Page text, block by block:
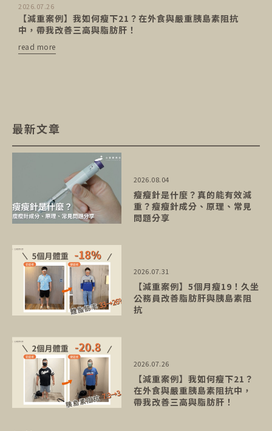
2026.07.26
【減重案例】我如何瘦下21？在外食與嚴重胰島素阻抗
中，帶我改善三高與脂肪肝！
read more
最新文章
瘦瘦針是什麼？真的能有效減
重？瘦瘦針成分、原理、常見
問題分享
2026.08.04
【減重案例】5個月瘦19！久坐
公務員改善脂肪肝與胰島素阻
抗
2026.07.31
【減重案例】我如何瘦下21？
在外食與嚴重胰島素阻抗中，
帶我改善三高與脂肪肝！
2026.07.26